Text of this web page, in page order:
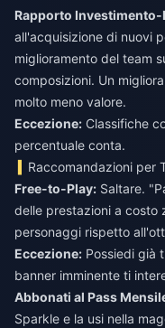
Rapporto
all'acquisizione di nuovi
miglioramento del team
composizioni. Un
molto meno valore.
Eccezione: Classifiche
percentuale conta.
Raccomandazioni per
Free-to-Play: Saltare.
delle prestazioni a costo
personaggi rispetto
Eccezione: Possiedi già
banner imminente ti
Abbonati al Pass
Sparkle e la usi nella